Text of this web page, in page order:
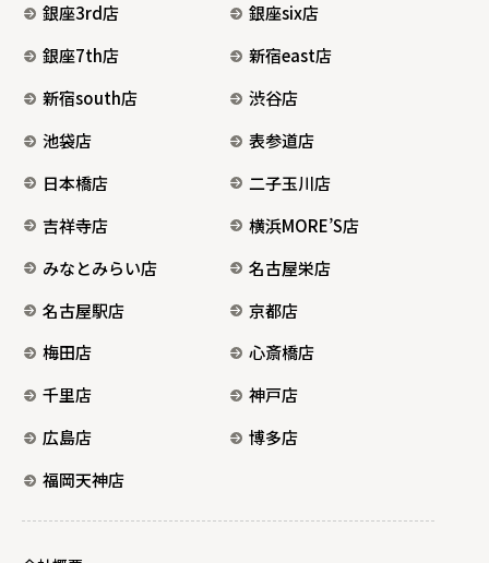
銀座3rd店
銀座six店
銀座7th店
新宿east店
新宿south店
渋谷店
池袋店
表参道店
日本橋店
二子玉川店
吉祥寺店
横浜MORE’S店
みなとみらい店
名古屋栄店
名古屋駅店
京都店
梅田店
心斎橋店
千里店
神戸店
広島店
博多店
福岡天神店